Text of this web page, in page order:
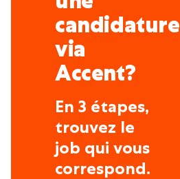
candidature
via
Accent?
En 3 étapes,
trouvez le
job qui vous
correspond.